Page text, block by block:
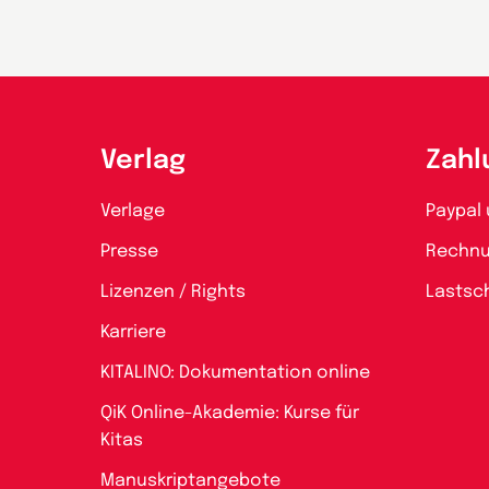
Verlag
Verlage
Presse
Lizenzen / Rights
Karriere
KITALINO: Dokumentation online
QiK Online-Akademie: Kurse für
Kitas
Manuskriptangebote